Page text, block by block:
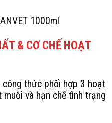
1000ml
& CƠ CHẾ HOẠT
công thức phối hợp 3 hoạt
và hạn chế tình trạng